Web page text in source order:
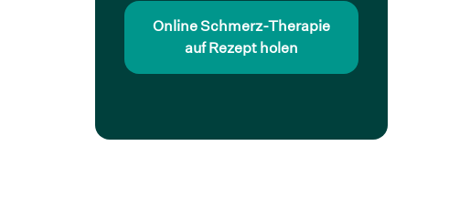
Online Schmerz-Therapie
auf Rezept holen